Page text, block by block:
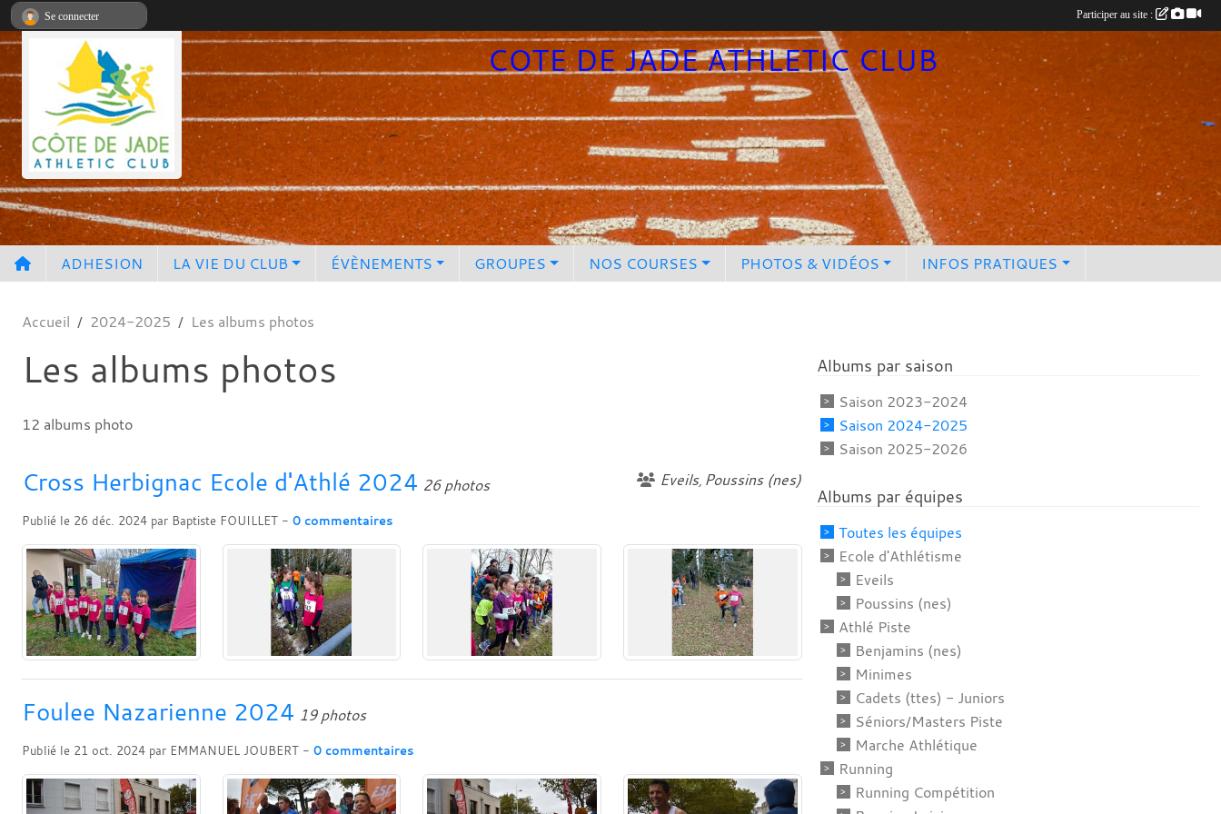
COTE DE JADE ATHLETIC CLUB
ADHESION LA VIE DU CLUB ÉVÈNEMENTS GROUPES NOS COURSES PHOTOS & VIDÉOS INFOS PRATIQUES
Accueil 2024-2025 Les albums photos
Les albums photos
12 albums photo
Cross Herbignac Ecole d'Athlé 2024 26 photos Eveils Poussins (nes)
Publié le 26 déc. 2024 par Baptiste FOUILLET - 0 commentaires
Foulee Nazarienne 2024 19 photos
Publié le 21 oct. 2024 par EMMANUEL JOUBERT - 0 commentaires
Albums par saison
Saison 2023-2024
Saison 2024-2025
Saison 2025-2026
Albums par équipes
Toutes les équipes
Ecole d'Athlétisme
Eveils
Poussins (nes)
Athlé Piste
Benjamins (nes)
Minimes
Cadets (ttes) - Juniors
Séniors/Masters Piste
Marche Athlétique
Running
Running Compétition
Se connecter Participer au site :
Panneau de gestion des cookies